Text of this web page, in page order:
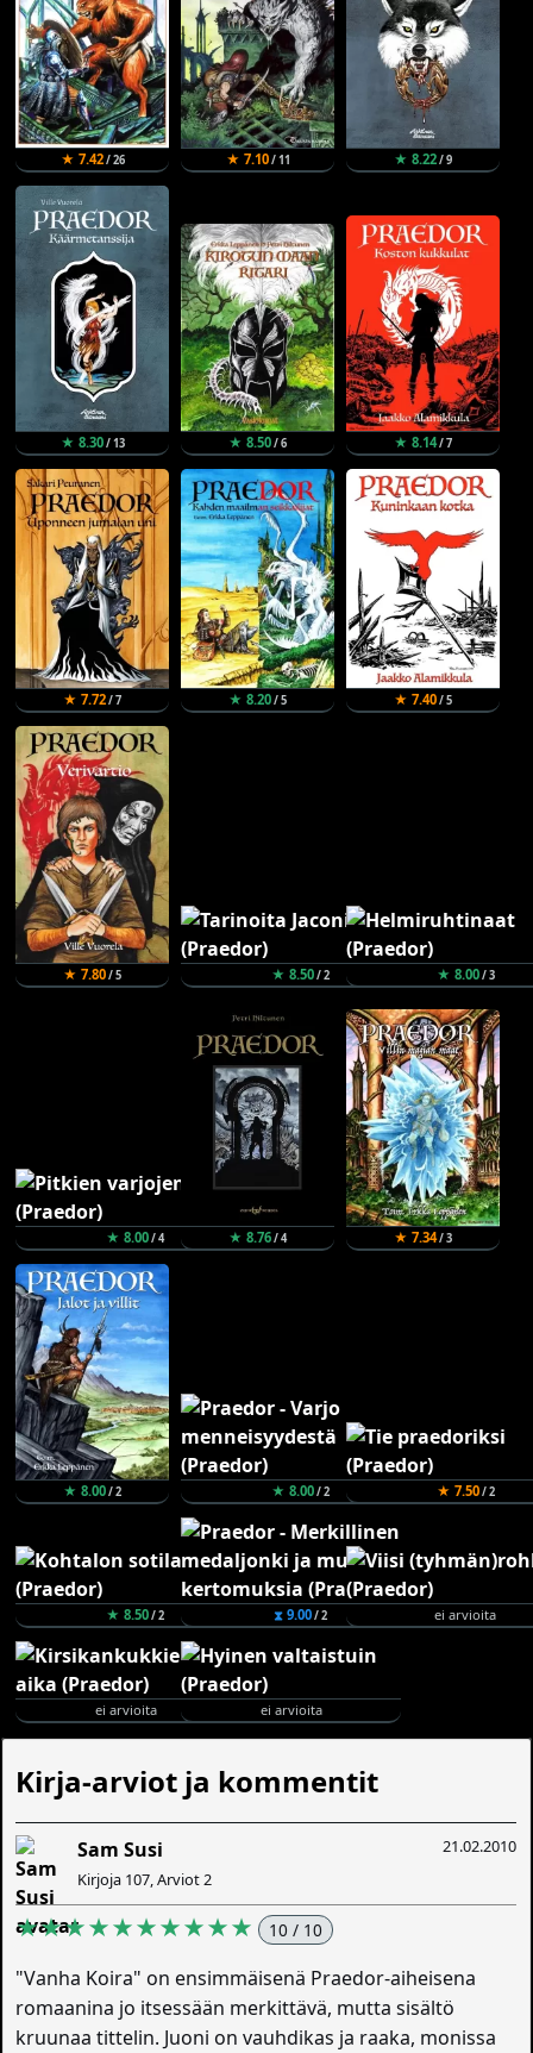
★ 7.42/ 26 ★ 7.10/ 11 ★ 8.22/ 9
★ 8.30/ 13 ★ 8.50/ 6 ★ 8.14/ 7
★ 7.72/ 7 ★ 8.20/ 5 ★ 7.40/ 5
★ 7.80/ 5 ★ 8.50/ 2 ★ 8.00/ 3
★ 8.00/ 4 ★ 8.76/ 4 ★ 7.34/ 3
★ 8.00/ 2 ★ 8.00/ 2 ★ 7.50/ 2
★ 8.50/ 2 ⧗ 9.00/ 2 ei arvioita
ei arvioita ei arvioita
Kirja-arviot ja kommentit
21.02.2010
Sam Susi
Kirjoja 107, Arviot 2
★★★★★★★★★★ 10 / 10
"Vanha Koira" on ensimmäisenä Praedor-aiheisena
romaanina jo itsessään merkittävä, mutta sisältö
kruunaa tittelin. Juoni on vauhdikas ja raaka, monissa